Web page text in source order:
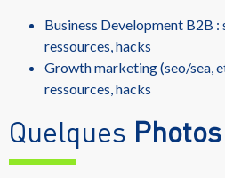
Business Development B2B
ressources, hacks
Growth marketing (seo/sea,
ressources, hacks
Quelques Photos